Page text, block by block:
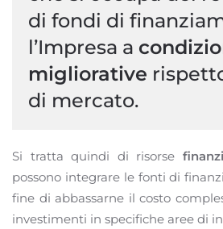
di fondi di
l’Impresa a
migliorative
di mercato.
Si tratta quindi di risorse
possono integrare le fonti di
fine di abbassarne il costo
investimenti in specifiche aree di